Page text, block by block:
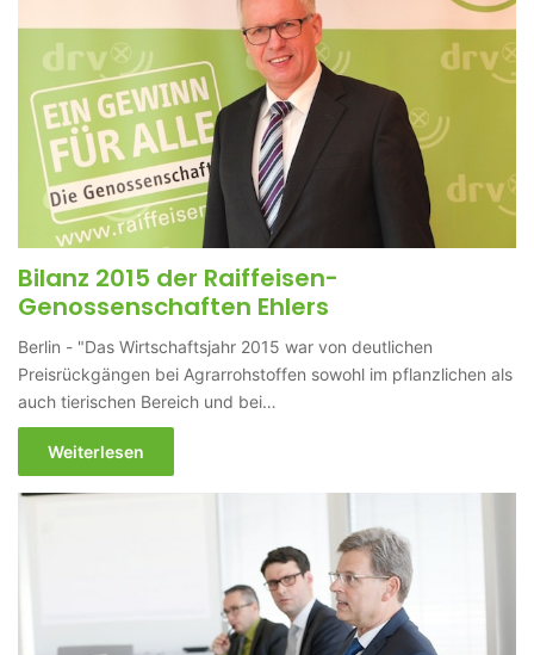
Bilanz 2015 der Raiffeisen-
Genossenschaften Ehlers
Berlin - "Das Wirtschaftsjahr 2015 war von deutlichen
Preisrückgängen bei Agrarrohstoffen sowohl im pflanzlichen als
auch tierischen Bereich und bei…
Weiterlesen